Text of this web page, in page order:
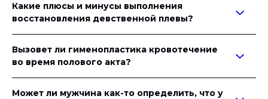
Какие плюсы и минусы выполнения
восстановления девственной плевы?
Вызовет ли гименопластика кровотечение
во время полового акта?
Может ли мужчина как-то определить, что у